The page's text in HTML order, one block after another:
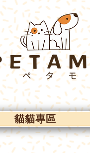
貓貓專區